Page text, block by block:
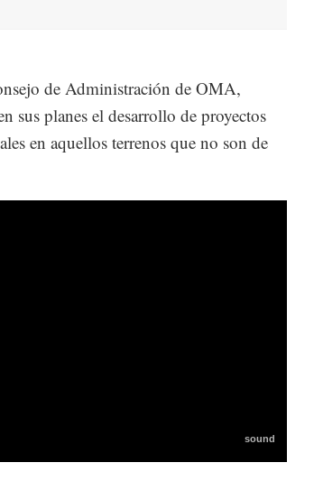
de Administración de OMA,
sus planes el desarrollo de proyectos
en aquellos terrenos que no son de